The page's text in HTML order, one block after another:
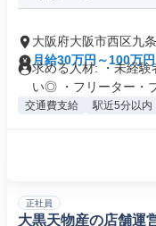
大阪府大阪市西区九条
月給30万円～100万円
求める人材: ・未経験
い◎ ・フリーター・ブ
交通費支給 駅近5分以内
正社員
大黒天物産の店舗運